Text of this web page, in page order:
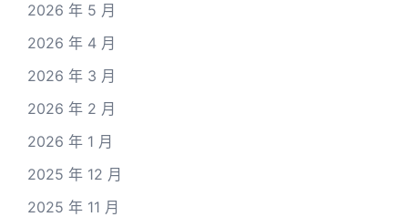
2026 年 5 月
2026 年 4 月
2026 年 3 月
2026 年 2 月
2026 年 1 月
2025 年 12 月
2025 年 11 月